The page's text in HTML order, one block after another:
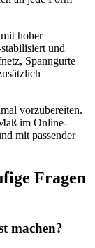
hoher
und
Spanngurte
vorzubereiten.
im Online-
mit passender
Fragen
machen?